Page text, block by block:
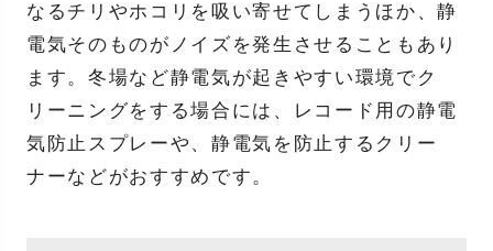
なるチリやホコリを吸い寄せてしまうほか、静
電気そのものがノイズを発生させることもあり
ます。冬場など静電気が起きやすい環境でク
リーニングをする場合には、レコード用の静電
気防止スプレーや、静電気を防止するクリー
ナーなどがおすすめです。